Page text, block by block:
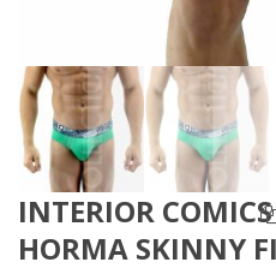
INTERIOR
HORMA SKINNY